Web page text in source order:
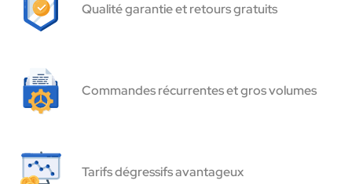
Qualité garantie et retours gratuits
Commandes récurrentes et gros volumes
Tarifs dégressifs avantageux